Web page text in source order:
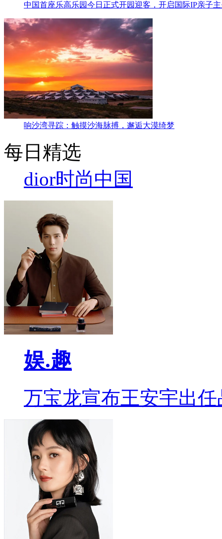
中国首座乐高乐园今日正式开园迎客，开启国际IP亲子
响沙湾寻踪：触摸沙海脉搏，邂逅大漠绮梦
每日精选
dior时尚中国
娱.趣
万宝龙宣布王安宇出